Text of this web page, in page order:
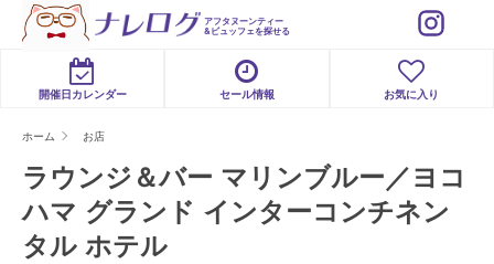
アフタヌーンティー
&ビュッフェを探せる
開催日カレンダー セール情報 お気に入り
ホーム お店
ラウンジ＆バー マリンブルー／ヨコ
ハマ グランド インターコンチネン
タル ホテル